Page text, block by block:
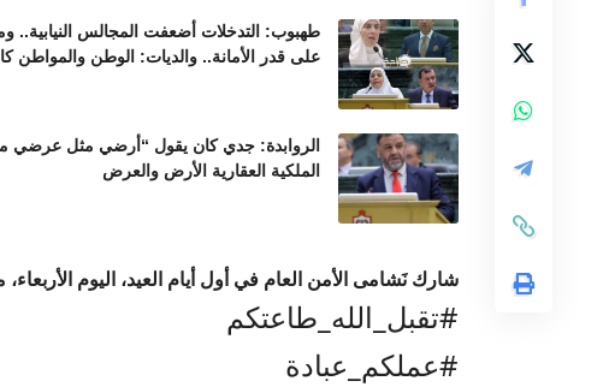
طهبوب: التدخلات أضعفت المجالس
على قدر الأمانة.. والديات: الوطن والمواطن
الروابدة: جدي كان يقول “أرضي مثل عرضي ما
الملكية العقارية الأرض والعرض
شارك نَشامى الأمن العام في أول أيام العيد، اليوم الأربعاء،
#تقبل_الله_طاعتكم
#عملكم_عبادة